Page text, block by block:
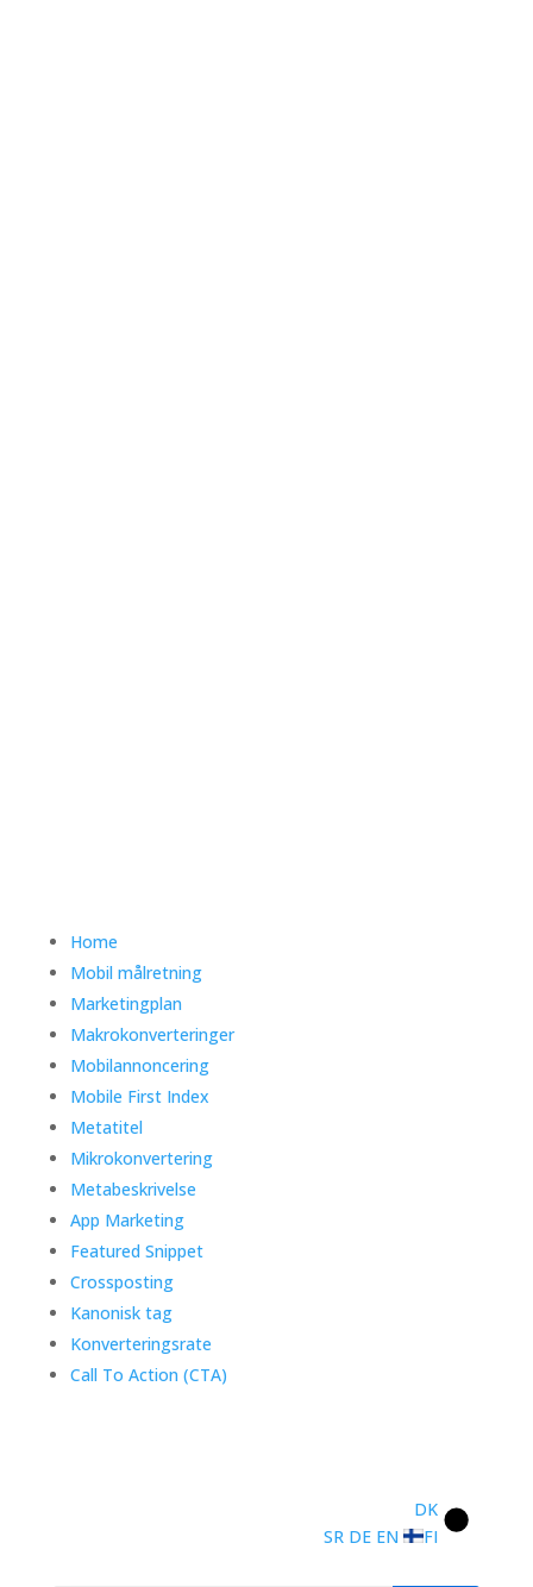
Home
Mobil målretning
Marketingplan
Makrokonverteringer
Mobilannoncering
Mobile First Index
Metatitel
Mikrokonvertering
Metabeskrivelse
App Marketing
Featured Snippet
Crossposting
Kanonisk tag
Konverteringsrate
Call To Action (CTA)
DK
SR DE EN FI